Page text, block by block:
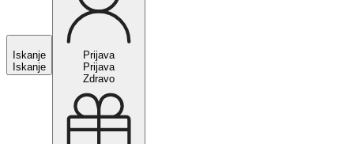
Iskanje
Iskanje
Prijava
Prijava
Zdravo